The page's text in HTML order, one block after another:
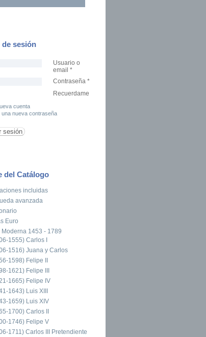
de sesión
Usuario o
email *
Contraseña *
Recuerdame
cuenta
una nueva contraseña
del Catálogo
incluidas
avanzada
Euro
Moderna 1453 - 1789
1555) Carlos I
1516) Juana y Carlos
1598) Felipe II
1621) Felipe III
1665) Felipe IV
1643) Luis XIII
1659) Luis XIV
1700) Carlos II
1746) Felipe V
1711) Carlos III Pretendiente